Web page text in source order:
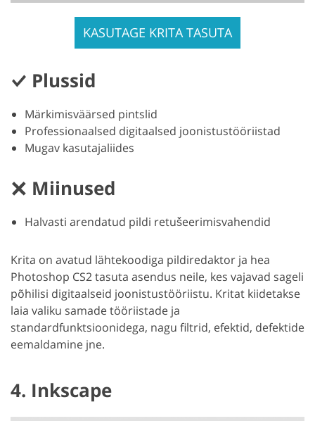
KASUTAGE KRITA TASUTA
Plussid
Märkimisväärsed pintslid
Professionaalsed digitaalsed joonistustööriistad
Mugav kasutajaliides
Miinused
Halvasti arendatud pildi retušeerimisvahendid
Krita on avatud lähtekoodiga pildiredaktor ja hea
Photoshop CS2 tasuta asendus neile, kes vajavad sageli
põhilisi digitaalseid joonistustööriistu. Kritat kiidetakse
laia valiku samade tööriistade ja
standardfunktsioonidega, nagu filtrid, efektid, defektide
eemaldamine jne.
4. Inkscape